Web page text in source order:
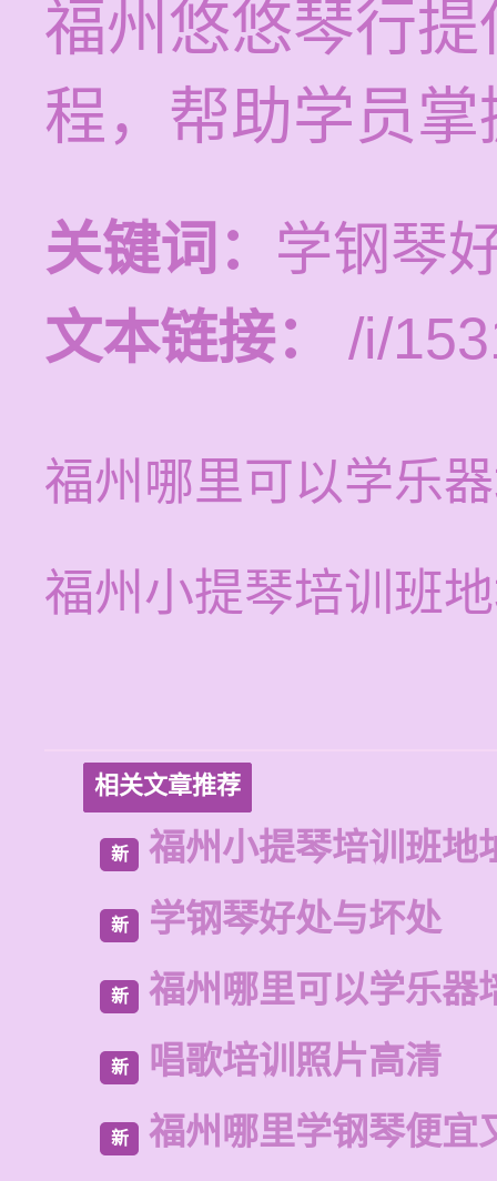
福州悠悠琴行
程，帮助学员
关键词： 学钢琴
文本链接：
/i/
福州哪里可以学乐
福州小提琴培训班
相关文章推荐
新 福州小提琴培训班地
新 学钢琴好处与坏处
新 福州哪里可以学乐器
新 唱歌培训照片高清
新 福州哪里学钢琴便宜